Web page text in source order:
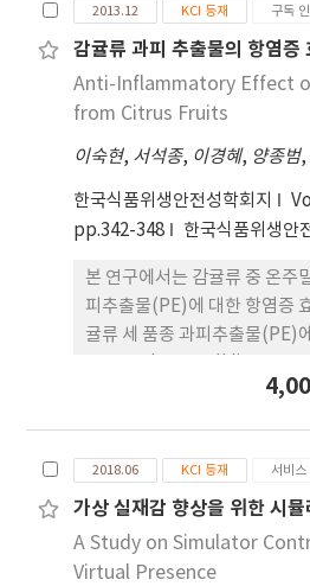
tumor necrosis factor-
LPS-stimulated
BTK-E-DML and BTK-E-
fermentation compared
with BTK-Ori. In
with the leaves and roots
antioxidant activity and
regulate inflammatory
cellular level.
드 브루 추출물이 6.8 의 센서
나타내었고, 쓴맛은 무 초록색
물이 7.5의 센서 값으로 가장 높
전자코를 이용하여 무 추출물
성분들 중 methanethiol이 주
인되었다. 본 연구에서 확인된
향미 특성에 대한 기초 연구 자
으로 판단된다.
2013.12 KCI 등재 구독
감귤류 과피 추출물의 항염증
Anti-Inflammatory Effect
from Citrus Fruits
이숙현, 서석종, 이경혜, 양종범,
한국식품위생안전성학회지
pp.342-348
한국식품위생안
본 연구에서는 감귤류 중 온주
피추출물(PE)에 대한 항염증
귤류 세 품종 과피추출물(PE)
세포독성, NO생성량, 세포내
해하지 않았다. LPS (100 ng/
NO생성량을 LPS를 처리하지
을 때 상당량이 증가했음을 알
도별로 처리했을 때 농도가 증
2018.06 KCI 등재 서비스
가상 실재감 향상을 위한 시
A Study on Simulator
Virtual Presence